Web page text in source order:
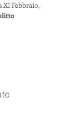
XI Febbraio,